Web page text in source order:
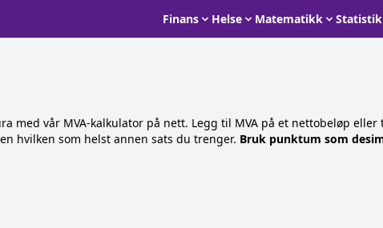
Finans Helse Matematikk
med vår MVA-kalkulator på nett. Legg til MVA på et nettobeløp
hvilken som helst annen sats du trenger. Bruk punktum som